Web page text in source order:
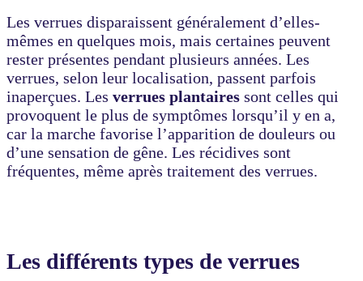
Les verrues disparaissent généralement d’elles-
mêmes en quelques mois, mais certaines peuvent
rester présentes pendant plusieurs années. Les
verrues, selon leur localisation, passent parfois
inaperçues. Les verrues plantaires sont celles qui
provoquent le plus de symptômes lorsqu’il y en a,
car la marche favorise l’apparition de douleurs ou
d’une sensation de gêne. Les récidives sont
fréquentes, même après traitement des verrues.
Les différents types de verrues